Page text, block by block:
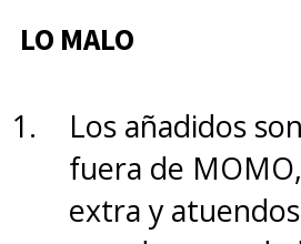
Historia
desarrollo en
subtramas.
LO MALO
Los añadidos
fuera de
extra y